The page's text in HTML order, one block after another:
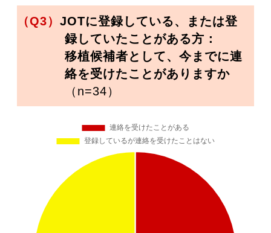
（Q3）JOTに登録している、または登
録していたことがある方：
移植候補者として、今までに連
絡を受けたことがありますか
（n=34）